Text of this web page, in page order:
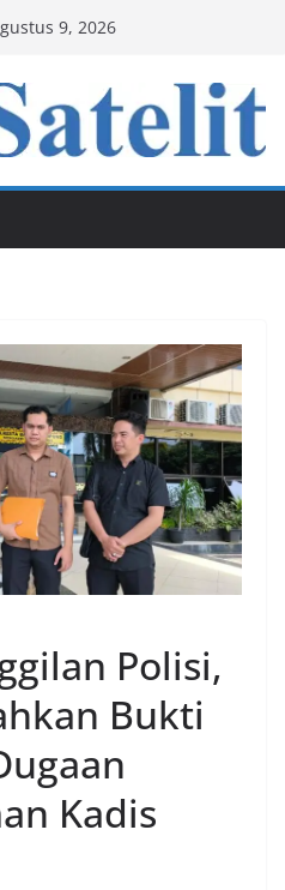
9, 2026
Polisi,
Bukti
Kadis